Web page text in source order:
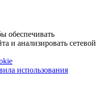
обеспечивать
и анализировать сетевой
использования